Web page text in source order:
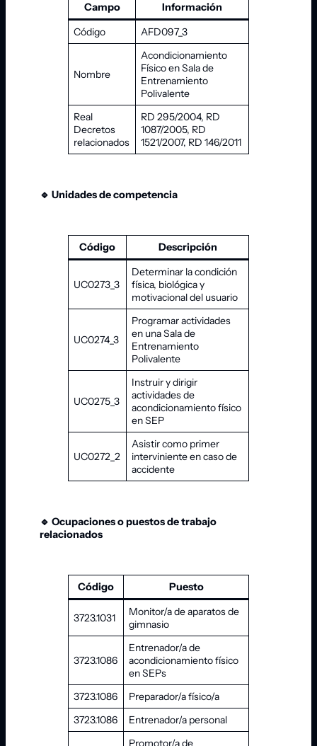
Campo
Información
Código
AFD097_3
Nombre
Acondicionamiento
Físico en Sala de
Entrenamiento
Polivalente
Real
Decretos
relacionados
RD 295/2004, RD
1087/2005, RD
1521/2007, RD 146/2011
🔹 Unidades de competencia
Código Descripción
UC0273_3
Determinar la condición
física, biológica y
motivacional del usuario
UC0274_3
Programar actividades
en una Sala de
Entrenamiento
Polivalente
UC0275_3
Instruir y dirigir
actividades de
acondicionamiento físico
en SEP
UC0272_2
Asistir como primer
interviniente en caso de
accidente
🔹 Ocupaciones o puestos de trabajo
relacionados
Código Puesto
3723.1031
Monitor/a de aparatos de
gimnasio
3723.1086
Entrenador/a de
acondicionamiento físico
en SEPs
3723.1086
Preparador/a físico/a
3723.1086
Entrenador/a personal
Promotor/a de